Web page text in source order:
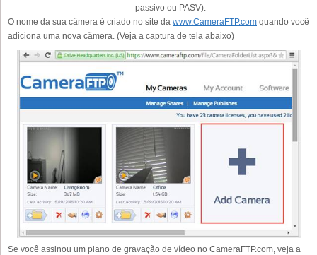
passivo ou PASV).
O nome da sua câmera é criado no site da www.CameraFTP.com quando você
adiciona uma nova câmera. (Veja a captura de tela abaixo)
Se você assinou um plano de gravação de vídeo no CameraFTP.com, veja a